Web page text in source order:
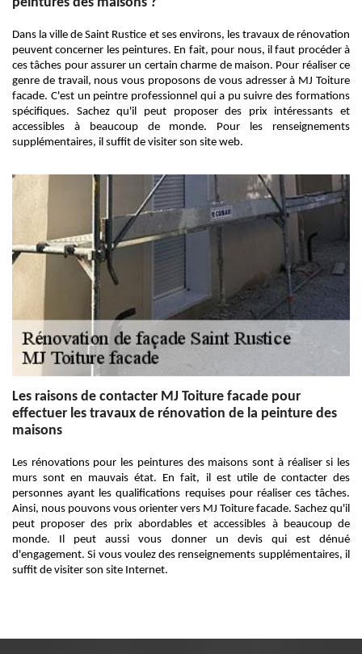
Dans la ville de Saint Rustice et ses environs, les travaux de rénovation
peuvent concerner les peintures. En fait, pour nous, il faut procéder à
ces tâches pour assurer un certain charme de maison. Pour réaliser ce
genre de travail, nous vous proposons de vous adresser à MJ Toiture
facade. C'est un peintre professionnel qui a pu suivre des formations
spécifiques. Sachez qu'il peut proposer des prix intéressants et
accessibles à beaucoup de monde. Pour les renseignements
supplémentaires, il suffit de visiter son site web.
Les raisons de contacter MJ Toiture facade pour
effectuer les travaux de rénovation de la peinture des
maisons
Les rénovations pour les peintures des maisons sont à réaliser si les
murs sont en mauvais état. En fait, il est utile de contacter des
personnes ayant les qualifications requises pour réaliser ces tâches.
Ainsi, nous pouvons vous orienter vers MJ Toiture facade. Sachez qu'il
peut proposer des prix abordables et accessibles à beaucoup de
monde. Il peut aussi vous donner un devis qui est dénué
d'engagement. Si vous voulez des renseignements supplémentaires, il
suffit de visiter son site Internet.